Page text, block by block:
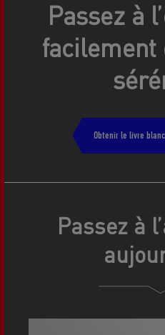
Passez à
facilement
Obtenir le livre
Passez à